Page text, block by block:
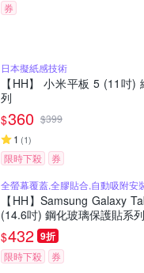
券
日本擬紙感技術
【HH】 小米平板 5 (11吋)
列
$360 $399
1 (1)
限時下殺
券
全螢幕覆蓋,全膠貼合,自動吸附安
【HH】Samsung Galaxy
(14.6吋) 鋼化玻璃保護貼系列
$432 9折
限時下殺 券